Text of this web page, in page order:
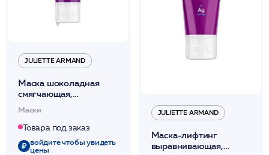
JULIETTE ARMAND
Маска шоколадная
смягчающая,
питающая,
увлажняющая 50мл
/JA
Маски
Товара под заказ
войдите чтобы увидеть
цены
JULIETTE ARMAND
Маска-лифтинг
выравнивающая,